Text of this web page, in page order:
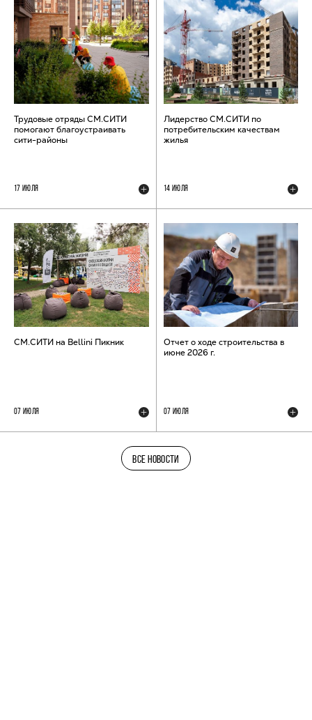
Трудовые отряды СМ.СИТИ
помогают благоустраивать
сити-районы
17 ИЮЛЯ
Лидерство СМ.СИТИ по
потребительским качествам
жилья
14 ИЮЛЯ
СМ.СИТИ на Bellini Пикник
07 ИЮЛЯ
Отчет о ходе строительства в
июне 2026 г.
07 ИЮЛЯ
ВСЕ НОВОСТИ